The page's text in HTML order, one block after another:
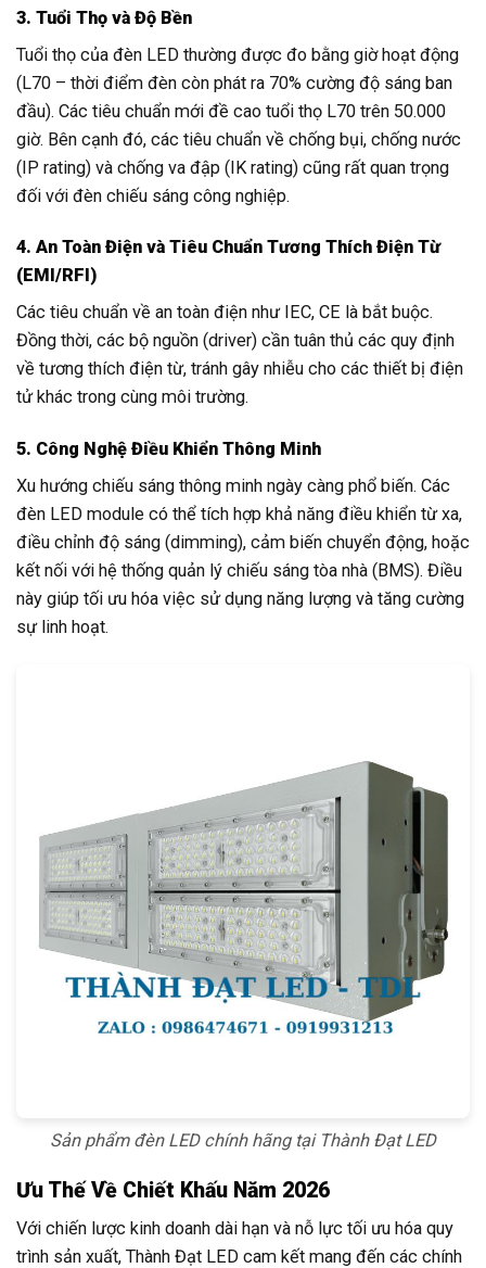
3. Tuổi Thọ và Độ Bền
Tuổi thọ của đèn LED thường được đo bằng giờ hoạt động
(L70 – thời điểm đèn còn phát ra 70% cường độ sáng ban
đầu). Các tiêu chuẩn mới đề cao tuổi thọ L70 trên 50.000
giờ. Bên cạnh đó, các tiêu chuẩn về chống bụi, chống nước
(IP rating) và chống va đập (IK rating) cũng rất quan trọng
đối với đèn chiếu sáng công nghiệp.
4. An Toàn Điện và Tiêu Chuẩn Tương Thích Điện Từ
(EMI/RFI)
Các tiêu chuẩn về an toàn điện như IEC, CE là bắt buộc.
Đồng thời, các bộ nguồn (driver) cần tuân thủ các quy định
về tương thích điện từ, tránh gây nhiễu cho các thiết bị điện
tử khác trong cùng môi trường.
5. Công Nghệ Điều Khiển Thông Minh
Xu hướng chiếu sáng thông minh ngày càng phổ biến. Các
đèn LED module có thể tích hợp khả năng điều khiển từ xa,
điều chỉnh độ sáng (dimming), cảm biến chuyển động, hoặc
kết nối với hệ thống quản lý chiếu sáng tòa nhà (BMS). Điều
này giúp tối ưu hóa việc sử dụng năng lượng và tăng cường
sự linh hoạt.
Sản phẩm đèn LED chính hãng tại Thành Đạt LED
Ưu Thế Về Chiết Khấu Năm 2026
Với chiến lược kinh doanh dài hạn và nỗ lực tối ưu hóa quy
trình sản xuất, Thành Đạt LED cam kết mang đến các chính